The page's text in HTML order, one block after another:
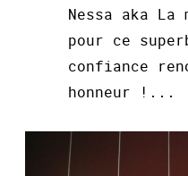
Nessa aka La
pour ce
confiance
honneur !...